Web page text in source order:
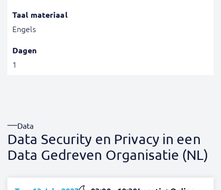
Taal materiaal
Engels
Dagen
1
Data
Data Security en Privacy in een
Data Gedreven Organisatie (NL)